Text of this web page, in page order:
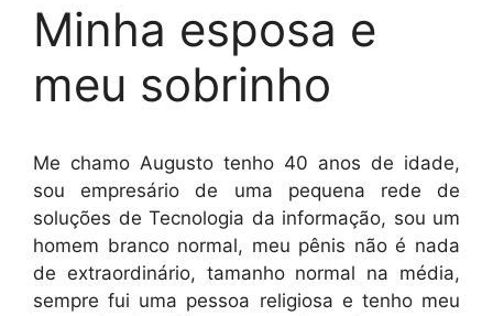
Minha esposa e
meu sobrinho
Me chamo Augusto tenho 40 anos de idade,
sou empresário de uma pequena rede de
soluções de Tecnologia da informação, sou um
homem branco normal, meu pênis não é nada
de extraordinário, tamanho normal na média,
sempre fui uma pessoa religiosa e tenho meu